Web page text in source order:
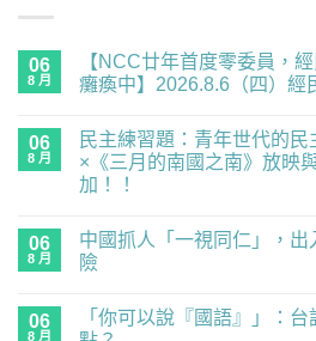
06
8 月
【NCC廿年首度零委員，
癱瘓中】2026.8.6（四）經
廿
首
度
員，
經
民
留
言
06
8 月
民主練習題：青年世代的民
×《三月的南國之南》放映
加！！
主
練
習
世
留
言
06
8 月
中國抓人「一視同仁」，
險
抓
言
06
8 月
「你可以說『國語』」：